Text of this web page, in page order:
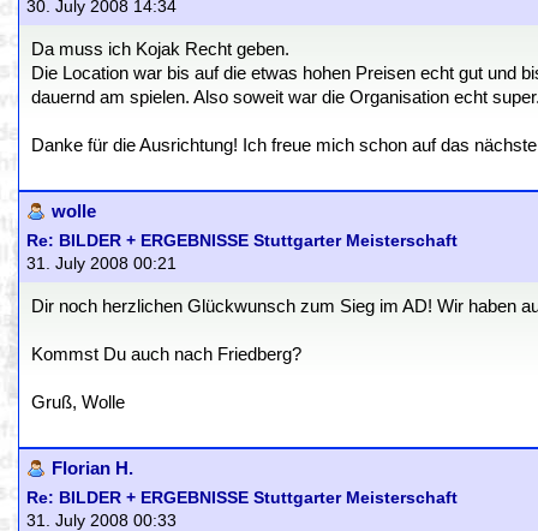
30. July 2008 14:34
Da muss ich Kojak Recht geben.
Die Location war bis auf die etwas hohen Preisen echt gut und
dauernd am spielen. Also soweit war die Organisation echt
Danke für die Ausrichtung! Ich freue mich schon auf das
wolle
Re: BILDER + ERGEBNISSE Stuttgarter Meisterschaft
31. July 2008 00:21
Dir noch herzlichen Glückwunsch zum Sieg im AD! Wir haben
Kommst Du auch nach Friedberg?
Gruß, Wolle
Florian H.
Re: BILDER + ERGEBNISSE Stuttgarter Meisterschaft
31. July 2008 00:33